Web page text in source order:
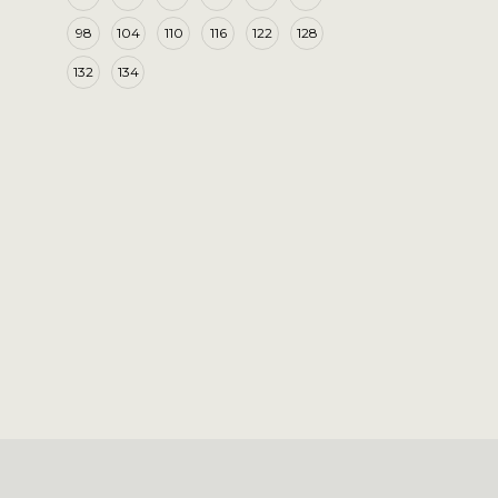
98 104 110 116 122 128
132 134